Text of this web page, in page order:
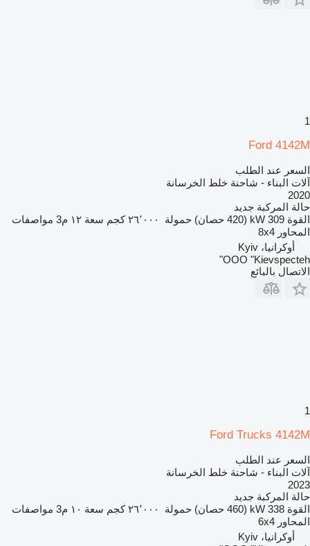
1
Ford 4142M
السعر عند الطلب
آلات البناء - شاحنة خلط الخرسانة
2020
حالة المركبة جديد
القوة 309 kW (420 حصان) حمولة ٢٦٬٠٠٠ كجم سعة ١٢ م3
مواصفات
المحاور 8x4
أوكرانيا، Kyiv
OOO "Kievspecteh"
الاتصال بالبائع
1
Ford Trucks 4142M
السعر عند الطلب
آلات البناء - شاحنة خلط الخرسانة
2023
حالة المركبة جديد
القوة 338 kW (460 حصان) حمولة ٢٦٬٠٠٠ كجم سعة ١٠ م3
مواصفات
المحاور 6x4
أوكرانيا، Kyiv